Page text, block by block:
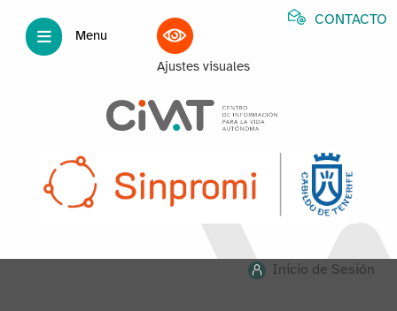
Menu
Ajustes visuales
CONTACTO
Inicio de Sesión